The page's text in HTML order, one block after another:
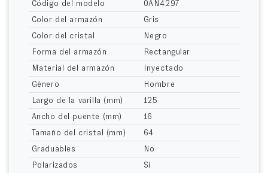
Código del modelo
0AN4297
Color del armazón
Gris
Color del cristal
Negro
Forma del armazón
Rectangular
Material del armazón
Inyectado
Género
Hombre
Largo de la varilla (mm)
125
Ancho del puente (mm)
16
Tamaño del cristal (mm)
64
Graduables
No
Polarizados
Sí